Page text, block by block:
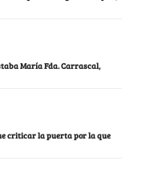
María Fda. Carrascal,
criticar la puerta por la que